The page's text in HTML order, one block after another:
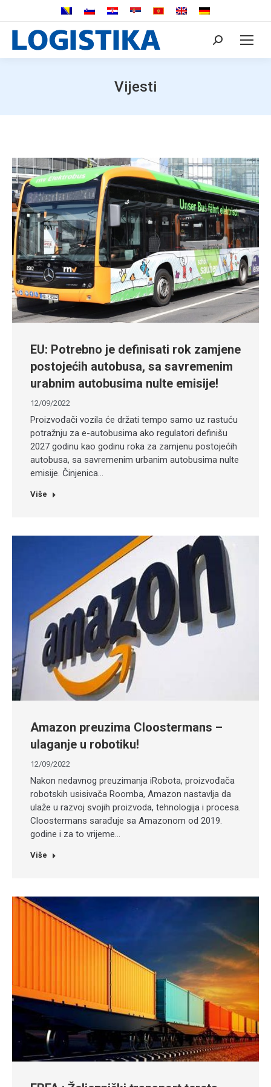
Search:
Vijesti
EU: Potrebno je definisati rok zamjene
postojećih autobusa, sa savremenim
urabnim autobusima nulte emisije!
12/09/2022
Proizvođači vozila će držati tempo samo uz rastuću
potražnju za e-autobusima ako regulatori definišu
2027 godinu kao godinu roka za zamjenu postojećih
autobusa, sa savremenim urbanim autobusima nulte
emisije. Činjenica…
Više
Amazon preuzima Cloostermans –
ulaganje u robotiku!
12/09/2022
Nakon nedavnog preuzimanja iRobota, proizvođača
robotskih usisivača Roomba, Amazon nastavlja da
ulaže u razvoj svojih proizvoda, tehnologija i procesa.
Cloostermans sarađuje sa Amazonom od 2019.
godine i za to vrijeme…
Više